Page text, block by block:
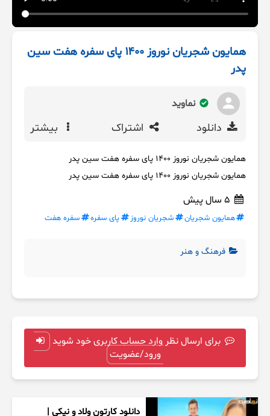
همایون شجریان نوروز ۱۴۰۰ پای سفره هفت سین
پدر
نماوید
دانلود اشتراک بیشتر
همایون شجریان نوروز ۱۴۰۰ پای سفره هفت سین پدر
همایون شجریان نوروز ۱۴۰۰ پای سفره هفت سین پدر
همایون شجریان شجریان نوروز پای سفره سفره هفت
فرهنگ و هنر
برای ارسال نظر وارد حساب کاربری خود شوید
ورود/عضویت
دانلود کارتون ولاد و نیکی |